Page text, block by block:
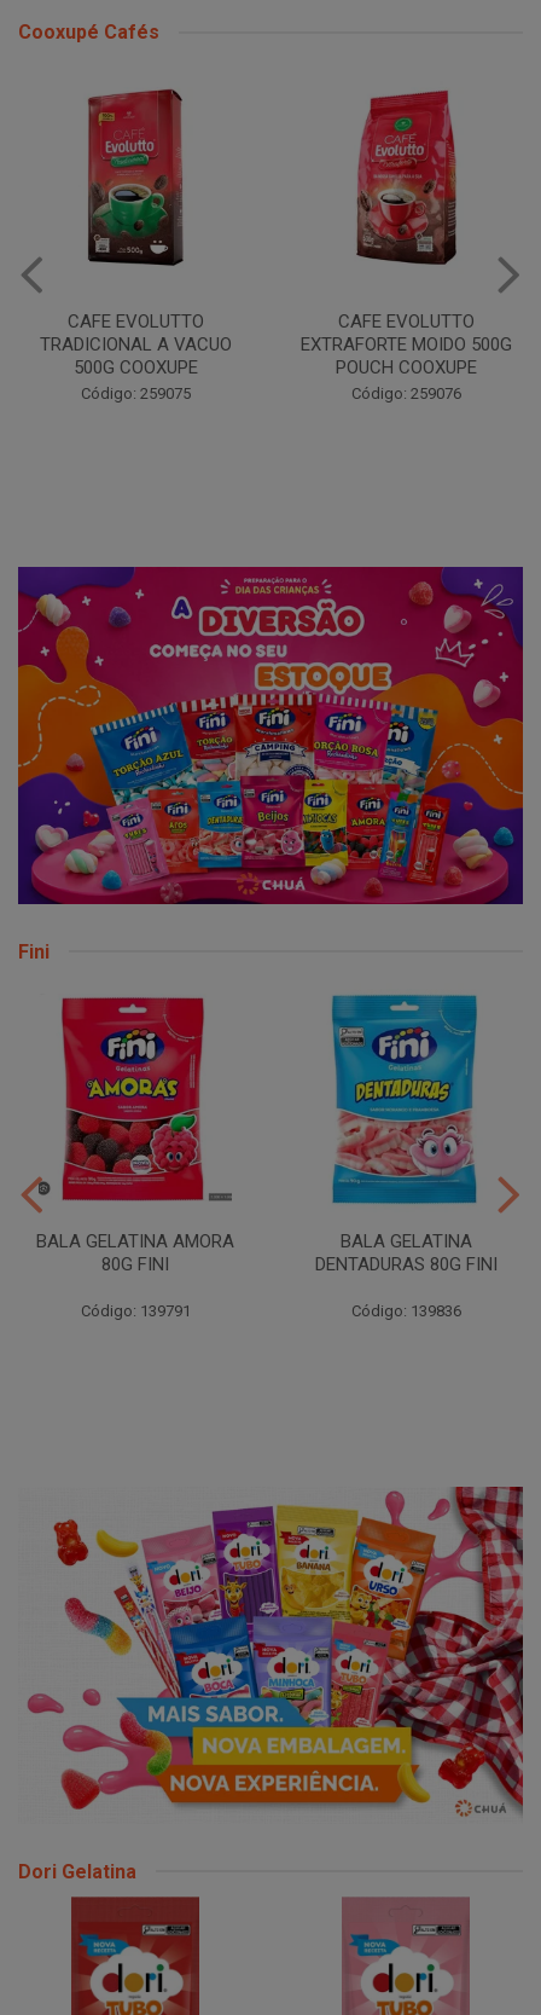
Cooxupé Cafés
CAFE EVOLUTTO
TRADICIONAL A VACUO
500G COOXUPE
Código: 259075
CAFE EVOLUTTO
EXTRAFORTE MOIDO 500G
POUCH COOXUPE
Código: 259076
Fini
BALA GELATINA AMORA
80G FINI
Código: 139791
BALA GELATINA
DENTADURAS 80G FINI
Código: 139836
Dori Gelatina